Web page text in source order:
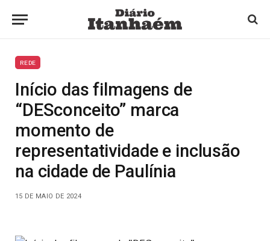
REDE
Início das filmagens de
“DESconceito” marca
momento de
representatividade e inclusão
na cidade de Paulínia
15 DE MAIO DE 2024